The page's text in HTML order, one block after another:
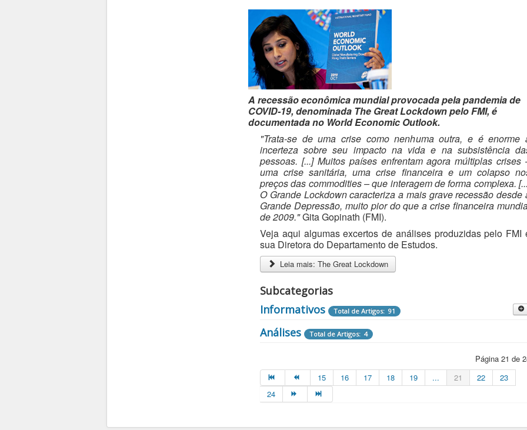
A recessão econômica mundial provocada pela pandemia de
COVID-19, denominada The Great Lockdown pelo FMI, é
documentada no World Economic Outlook.
"Trata-se de uma crise como nenhuma outra, e é enorme
incerteza sobre seu impacto na vida e na subsistência
pessoas. [...] Muitos países enfrentam agora múltiplas crises
uma crise sanitária, uma crise financeira e um colapso
preços das commodities – que interagem de forma complexa.
O Grande Lockdown caracteriza a mais grave recessão desde
Grande Depressão, muito pior do que a crise financeira
de 2009."Gita Gopinath (FMI).
Veja aqui algumas excertos de análises produzidas pelo FMI
sua Diretora do Departamento de Estudos.
Leia mais: The Great Lockdown
Subcategorias
Informativos
Total de Artigos: 91
Destaques Informativos
Análises Total de Artigos: 4
Página 21 de
15
16 17 18 19 ... 21 22
23
24